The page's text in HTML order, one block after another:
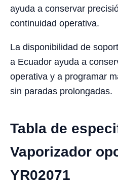
ayuda a conservar
continuidad operativa.
La disponibilidad de
a Ecuador ayuda a
operativa y a programar
sin paradas prolongadas.
Tabla de
Vaporizador
YR02071